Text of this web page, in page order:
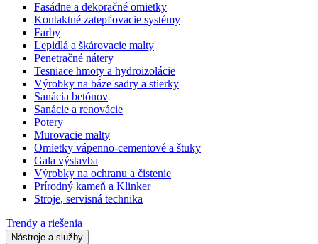
Fasádne a dekoračné omietky
Kontaktné zatepľovacie systémy
Farby
Lepidlá a škárovacie malty
Penetračné nátery
Tesniace hmoty a hydroizolácie
Výrobky na báze sadry a stierky
Sanácia betónov
Sanácie a renovácie
Potery
Murovacie malty
Omietky vápenno-cementové a štuky
Gala výstavba
Výrobky na ochranu a čistenie
Prírodný kameň a Klinker
Stroje, servisná technika
Trendy a riešenia
Nástroje a služby